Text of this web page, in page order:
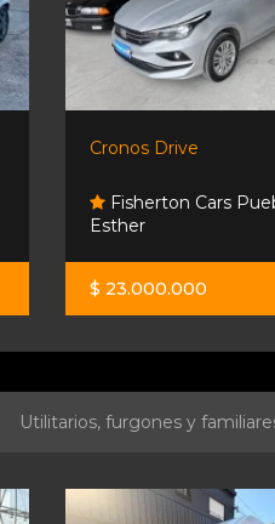
Cronos Drive
Fisherton Cars
Esther
$ 23.000.000
Utilitarios, furgones y